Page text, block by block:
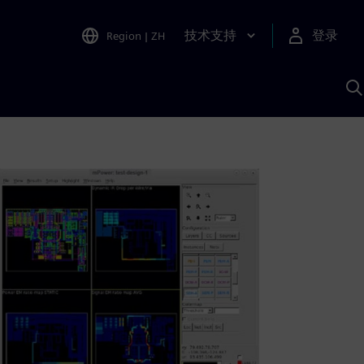
Region | ZH 技术支持 登录